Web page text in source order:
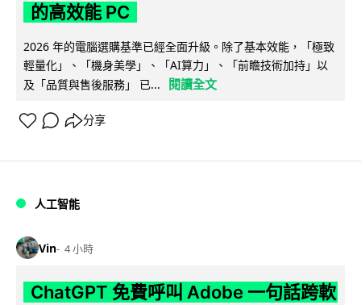
的高效能 PC
2026 年的電腦選購基準已經全面升級。除了基本效能，「極致
輕量化」、「機身美學」、「AI算力」、「前瞻技術加持」以
及「品質與售後服務」 已...
閱讀全文
分享
人工智能
Vin 4 小時
ChatGPT 免費呼叫 Adobe 一句話跨軟